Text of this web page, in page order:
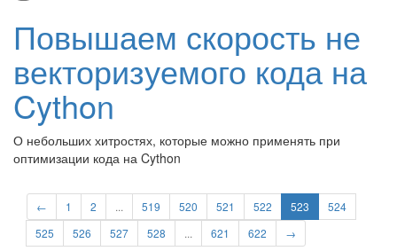
Повышаем скорость не
векторизуемого кода на
Cython
О небольших хитростях, которые можно применять при
оптимизации кода на Cython
← 1 2 ... 519 520 521 522 523
524
525
526 527 528 ... 621 622 →